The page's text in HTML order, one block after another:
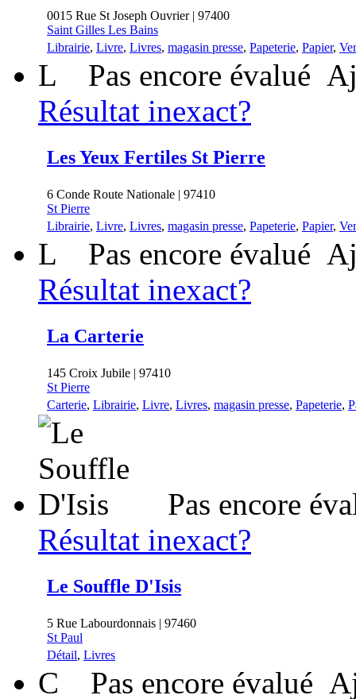
0015 Rue St Joseph Ouvrier | 97400
Saint Gilles Les Bains
Librairie, Livre, Livres, magasin presse, Papeterie, Papier,
L Pas encore évalué
Résultat inexact?
Les Yeux Fertiles St Pierre
6 Conde Route Nationale | 97410
St Pierre
Librairie, Livre, Livres, magasin presse, Papeterie, Papier,
L Pas encore évalué
Résultat inexact?
La Carterie
145 Croix Jubile | 97410
St Pierre
Carterie, Librairie, Livre, Livres, magasin presse, Papeterie,
Pas encore
Résultat inexact?
Le Souffle D'Isis
5 Rue Labourdonnais | 97460
St Paul
Détail, Livres
C Pas encore évalué